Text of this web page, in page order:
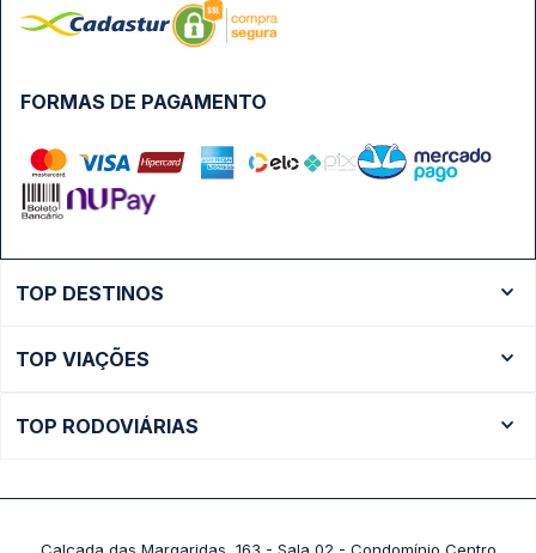
FORMAS DE PAGAMENTO
TOP DESTINOS
Ônibus São Paulo
TOP VIAÇÕES
TOP RODOVIÁRIAS
Rodoviária Belo Horizonte - Gov. Israel Pinheiro (Tergip)